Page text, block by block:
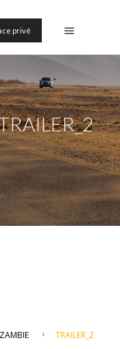
privé
TRAILER_2